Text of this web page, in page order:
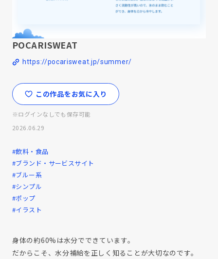
POCARISWEAT
https://pocarisweat.jp/summer/
この作品をお気に入り
※ログインなしでも保存可能
2026.06.29
#飲料・食品
#ブランド・サービスサイト
#ブルー系
#シンプル
#ポップ
#イラスト
身体の約60%は水分でできています。
だからこそ、水分補給を正しく知ることが大切なのです。